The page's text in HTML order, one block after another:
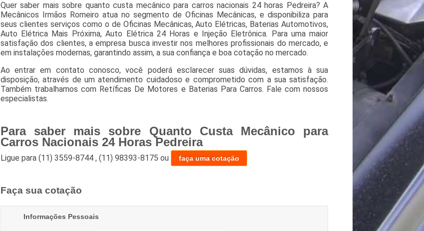
Quer saber mais sobre quanto custa mecânico para carros nacionais 24 horas Pedreira? A
Mecânicos Irmãos Romeiro atua no segmento de Oficinas Mecânicas, e disponibiliza para
seus clientes serviços como o de Oficinas Mecânicas, Auto Elétricas, Baterias Automotivos,
Auto Elétrica Mais Próxima, Auto Elétrica 24 Horas e Injeção Eletrônica. Para uma maior
satisfação dos clientes, a empresa busca investir nos melhores profissionais do mercado, e
em instalações modernas, garantindo assim, a sua confiança e boa cotação no mercado.
Ao entrar em contato conosco, você poderá esclarecer suas dúvidas, estamos à sua
disposição, através de um atendimento cuidadoso e comprometido com a sua satisfação.
Também trabalhamos com Retíficas De Motores e Baterias Para Carros. Fale com nossos
especialistas.
Para saber mais sobre Quanto Custa Mecânico para
Carros Nacionais 24 Horas Pedreira
Ligue para (11) 3559-8744 , (11) 98393-8175 ou faça uma cotação
Faça sua cotação
Informações Pessoais